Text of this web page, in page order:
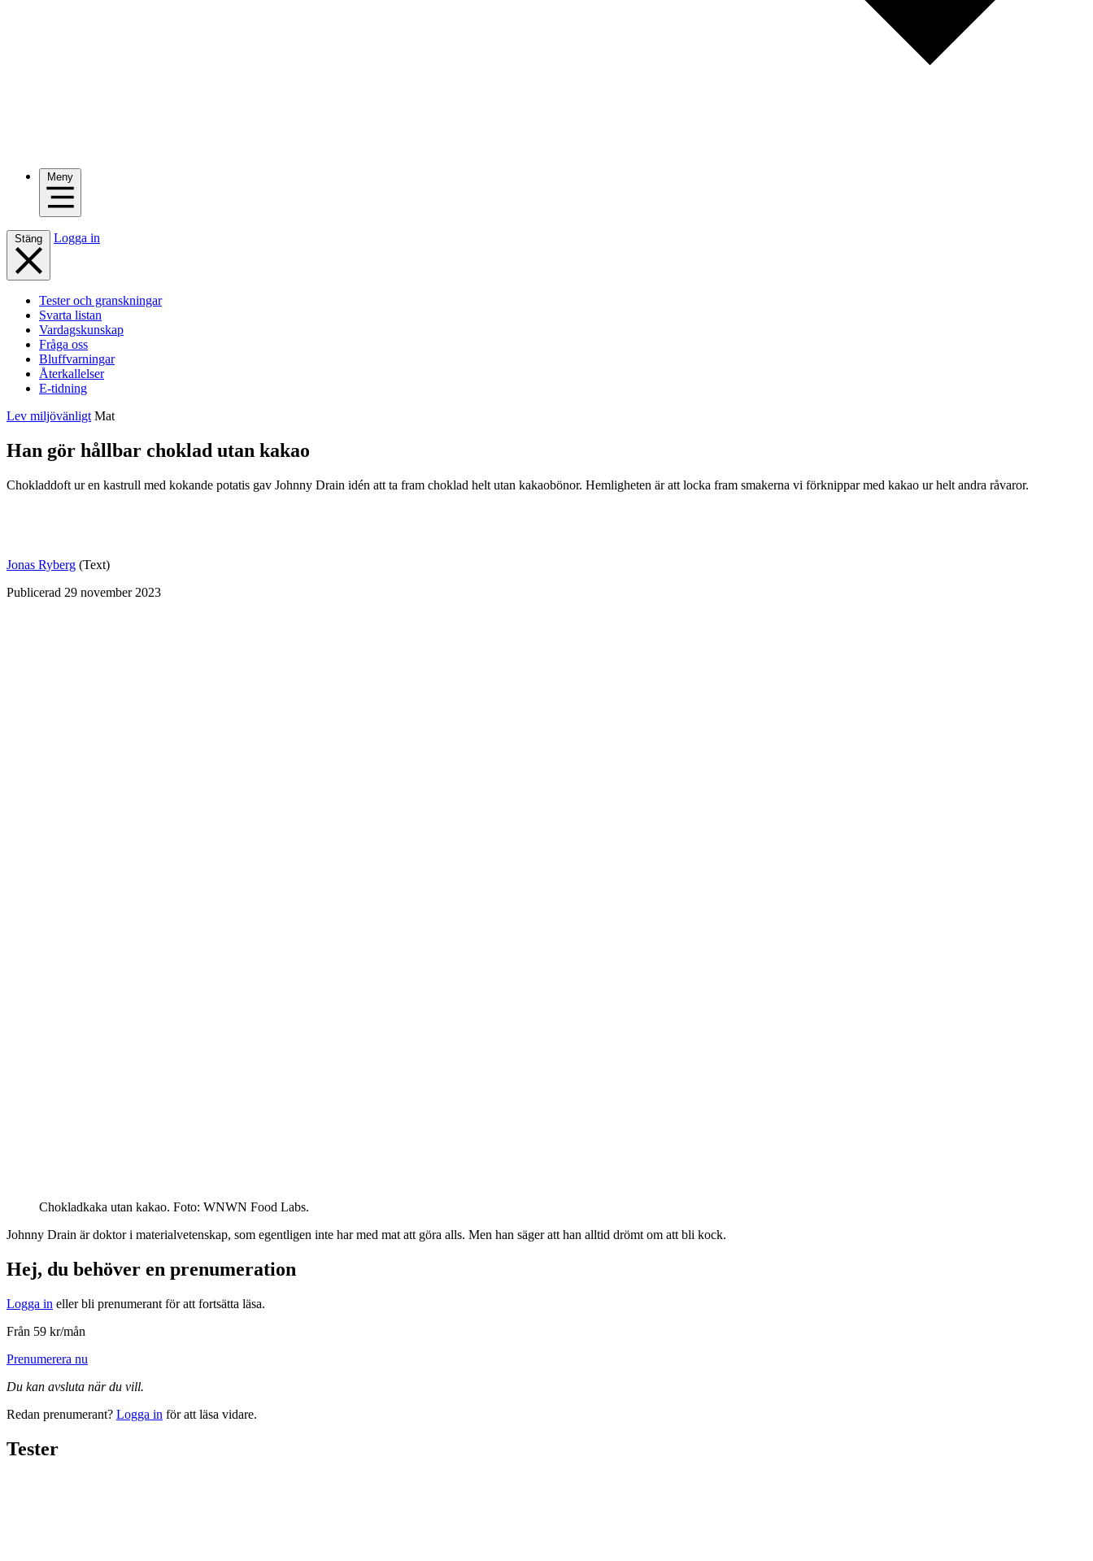
Meny
Stäng Logga in
Tester och granskningar
Svarta listan
Vardagskunskap
Fråga oss
Bluffvarningar
Återkallelser
E-tidning
Lev miljövänligt Mat
Han gör hållbar choklad utan kakao
Chokladdoft ur en kastrull med kokande potatis gav Johnny Drain idén att ta fram choklad helt utan kakaobönor. Hemligheten är att locka fram smakerna vi förknippar med kakao ur helt andra råvaror.
Jonas Ryberg (Text)
Publicerad 29 november 2023
Chokladkaka utan kakao. Foto: WNWN Food Labs.
Johnny Drain är doktor i materialvetenskap, som egentligen inte har med mat att göra alls. Men han säger att han alltid drömt om att bli kock.
Hej, du behöver en prenumeration
Logga in eller bli prenumerant för att fortsätta läsa.
Från 59 kr/mån
Prenumerera nu
Du kan avsluta när du vill.
Redan prenumerant? Logga in för att läsa vidare.
Tester